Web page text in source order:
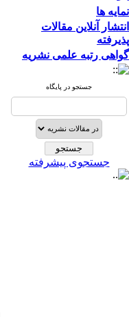
نمایه ها
انتشار آنلاین مقالات
پذیرفته
گواهی رتبه علمی نشریه
جستجو در پایگاه
جستجوی پیشرفته